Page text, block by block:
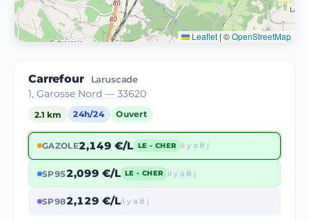
Leaflet | ©OpenStreetMap
Carrefour Laruscade
1, Garosse Nord — 33620
2.1 km 24h/24 Ouvert
GAZOLE2,149 €/L LE - CHER il y a 8 j
SP952,099 €/L LE - CHER il y a 8 j
SP982,129 €/Lil y a 8 j